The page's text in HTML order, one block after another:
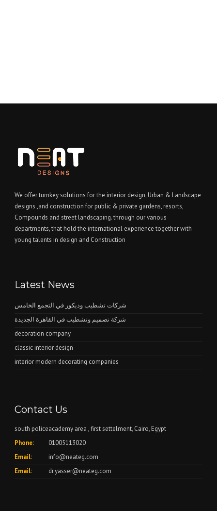
We offer turnkey solutions for the interior design, Urban & Landscape
designs ,and construction for public & private gardens, resorts,
Compounds and street landscaping. through our various
departments, that hold the international experience together with
young talents in design and Construction
Latest News
شركات تشطيب وديكور في التجمع الخامس
شركة تصميم وتشطيب في القاهرة الجديدة
decoration company
classic interior design
interior modern decorating companies
Contact Us
south policeacademy area , first settelment, Cairo, Egypt
Phone:
01005113020
Email:
info@neateg.com
Email:
dr.yasser@neateg.com